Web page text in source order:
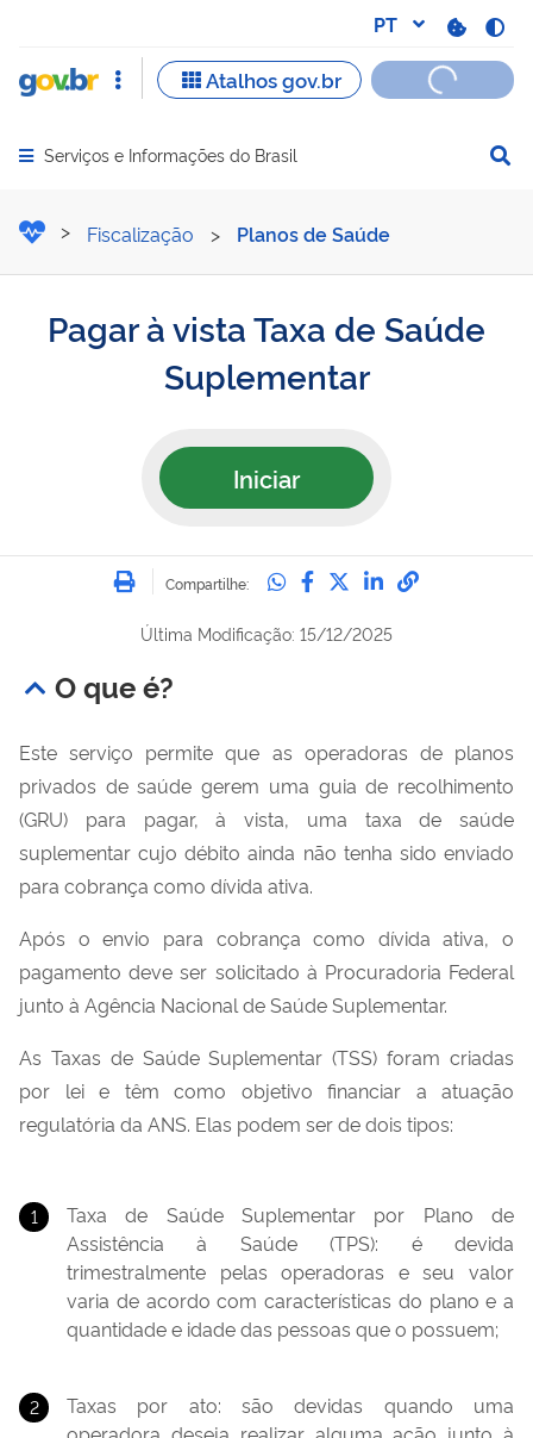
Abrir menu principal de navegação
Serviços e Informações do Brasil
Pagar à vista Taxa de
Fiscalização > Planos de Saúde
Pagar à vista Taxa de Saúde
Suplementar
Iniciar
Imprimir
Compartilhe: Compartilhe no
Compartilhe no
Compartilhe no
Compartilhe
Última Modificação: 15/12/2025
O que é?
Este serviço permite que as operadoras de planos
privados de saúde gerem uma guia de recolhimento
(GRU) para pagar, à vista, uma taxa de saúde
suplementar cujo débito ainda não tenha sido enviado
para cobrança como dívida ativa.
Após o envio para cobrança como dívida ativa, o
pagamento deve ser solicitado à Procuradoria Federal
junto à Agência Nacional de Saúde Suplementar.
As Taxas de Saúde Suplementar (TSS) foram criadas
por lei e têm como objetivo financiar a atuação
regulatória da ANS. Elas podem ser de dois tipos:
Taxa de Saúde Suplementar por Plano de
Assistência à Saúde (TPS): é devida
trimestralmente pelas operadoras e seu valor
varia de acordo com características do plano e a
quantidade e idade das pessoas que o possuem;
Taxas por ato: são devidas quando uma